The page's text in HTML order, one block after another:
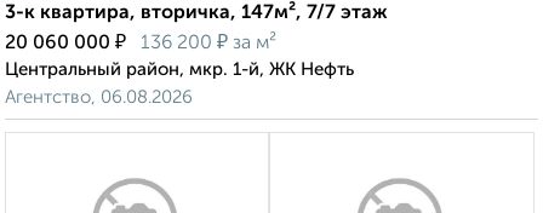
3-к квартира, вторичка, 147м², 7/7 этаж
20 060 000 ₽ 136 200 ₽ за м²
Центральный район, мкр. 1-й, ЖК Нефть
Агентство, 06.08.2026